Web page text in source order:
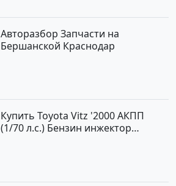
Авторазбор Запчасти на
Бершанской Краснодар
Купить Toyota Vitz '2000 АКПП
(1/70 л.с.) Бензин инжектор